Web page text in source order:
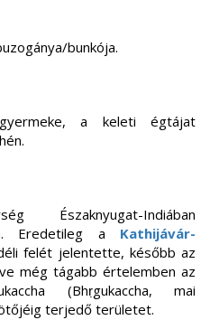
bunkója.
a keleti égtájat
Északnyugat-Indiában
Eredetileg a Kathijávár-
felét jelentette, később az
még tágabb értelemben az
(Bhṛgukaccha, mai
terjedő területet.